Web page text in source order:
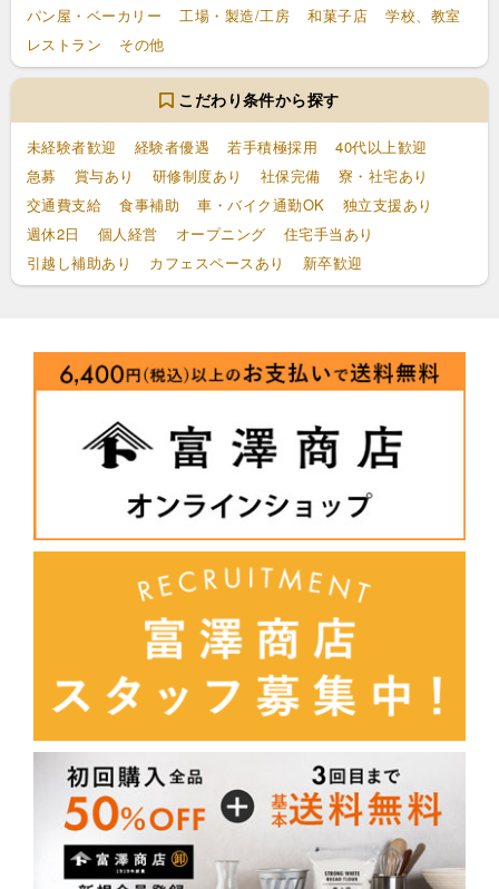
パン屋・ベーカリー
工場・製造/工房 和菓子店
学校、教室
レストラン
その他
こだわり条件から探す
未経験者歓迎 経験者優遇 若手積極採用
40代以上歓迎
急募
賞与あり 研修制度あり 社保完備
寮・社宅あり
交通費支給
食事補助 車・バイク通勤OK
独立支援あり
週休2日
個人経営 オープニング
住宅手当あり
引越し補助あり
カフェスペースあり 新卒歓迎